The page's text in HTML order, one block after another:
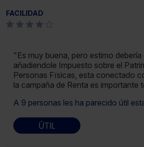
FACILIDAD
"Es muy buena, pero estimo
añadiendole Impuesto sobre el
Personas Fïsicas, esta conectado
la campaña de Renta es importante
A 9 personas les ha parecido útil
ÚTIL